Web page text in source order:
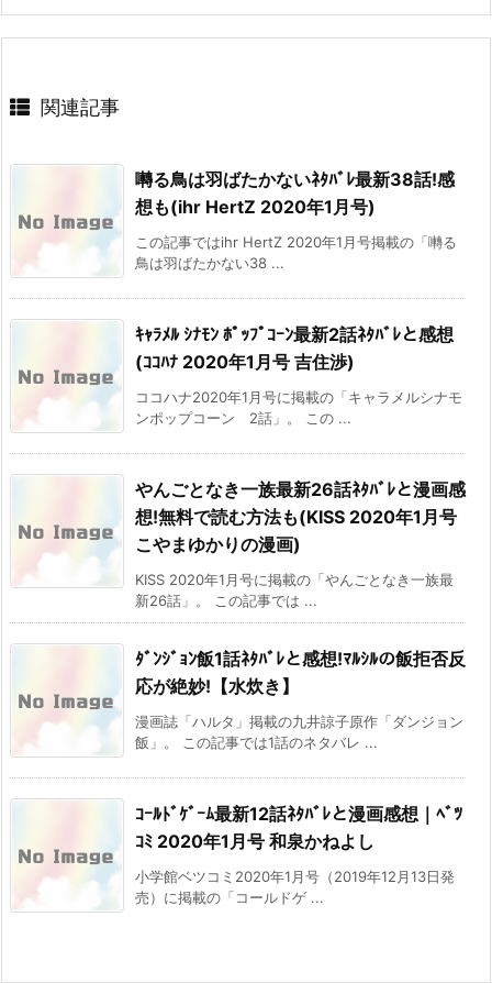
関連記事
囀る鳥は羽ばたかないﾈﾀﾊﾞﾚ最新38話!感
想も(ihr HertZ 2020年1月号)
この記事ではihr HertZ 2020年1月号掲載の「囀る
鳥は羽ばたかない38 ...
ｷｬﾗﾒﾙ ｼﾅﾓﾝ ﾎﾟｯﾌﾟｺｰﾝ最新2話ﾈﾀﾊﾞﾚと感想
(ｺｺﾊﾅ 2020年1月号 吉住渉)
ココハナ2020年1月号に掲載の「キャラメルシナモ
ンポップコーン 2話」。 この ...
やんごとなき一族最新26話ﾈﾀﾊﾞﾚと漫画感
想!無料で読む方法も(KISS 2020年1月号
こやまゆかりの漫画)
KISS 2020年1月号に掲載の「やんごとなき一族最
新26話」。 この記事では ...
ﾀﾞﾝｼﾞｮﾝ飯1話ﾈﾀﾊﾞﾚと感想!ﾏﾙｼﾙの飯拒否反
応が絶妙!【水炊き】
漫画誌「ハルタ」掲載の九井諒子原作「ダンジョン
飯」。 この記事では1話のネタバレ ...
ｺｰﾙﾄﾞｹﾞｰﾑ最新12話ﾈﾀﾊﾞﾚと漫画感想｜ﾍﾞﾂ
ｺﾐ 2020年1月号 和泉かねよし
小学館ベツコミ2020年1月号（2019年12月13日発
売）に掲載の「コールドゲ ...